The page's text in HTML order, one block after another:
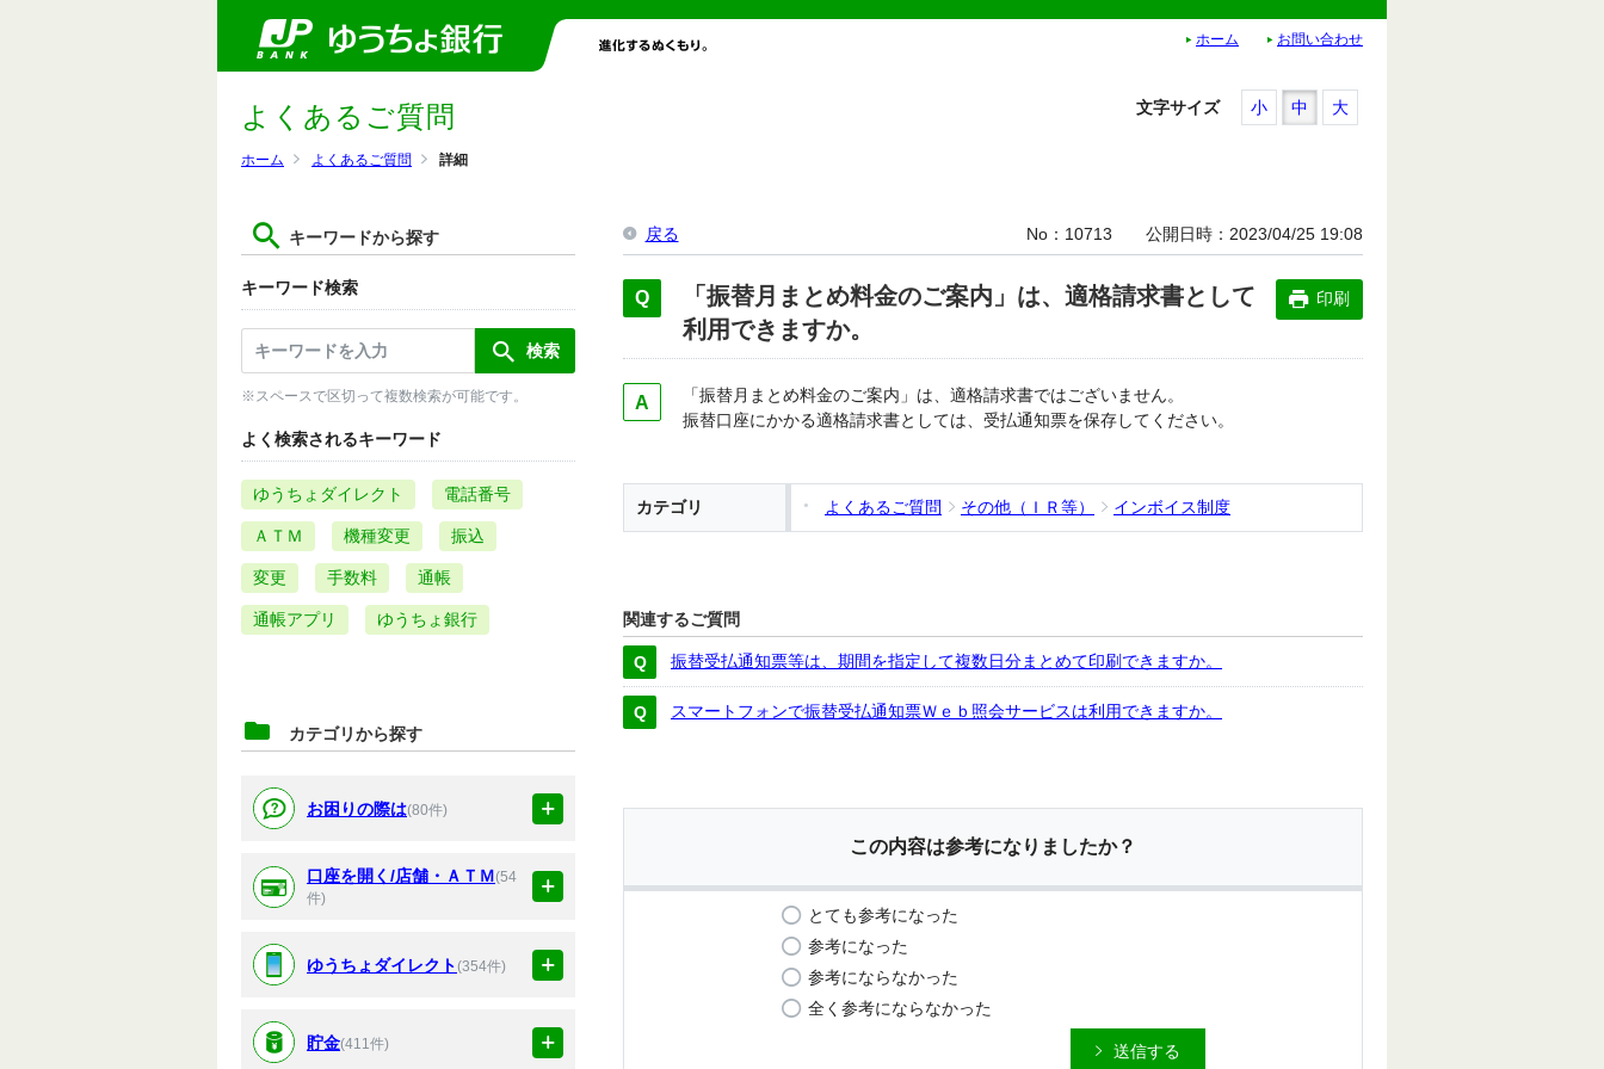
ホーム お問い合わせ
ホーム よくあるご質問 詳細
よくあるご質問
キーワードから探す
キーワード検索
※スペースで区切って複数検索が可能です。
よく検索されるキーワード
ゆうちょダイレクト 電話番号
ＡＴＭ 機種変更 振込
変更 手数料 通帳
通帳アプリ ゆうちょ銀行
カテゴリから探す
お困りの際は(80件)
口座を開く/店舗・ＡＴＭ(54
件)
ゆうちょダイレクト(354件)
貯金(411件)
文字サイズ 小 中 大
戻る No 10713 公開日時 2023/04/25 19:08
「振替月まとめ料金のご案内」は、適格請求書として
利用できますか。
印刷
「振替月まとめ料金のご案内」は、適格請求書ではございません。
振替口座にかかる適格請求書としては、受払通知票を保存してください。
カテゴリ よくあるご質問 その他（ＩＲ等） インボイス制度
関連するご質問
振替受払通知票等は、期間を指定して複数日分まとめて印刷できますか。
スマートフォンで振替受払通知票Ｗｅｂ照会サービスは利用できますか。
この内容は参考になりましたか？
とても参考になった
参考になった
参考にならなかった
全く参考にならなかった
送信する